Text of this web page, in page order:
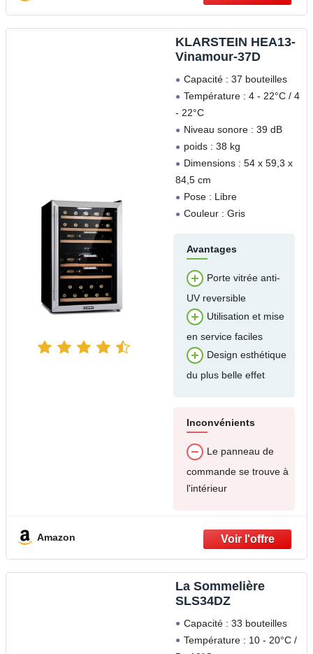
‎KLARSTEIN HEA13-
Vinamour-37D
Capacité : 37 bouteilles
Température : 4 - 22°C / 4
- 22°C
Niveau sonore : 39 dB
poids : 38 kg
Dimensions : 54 x 59,3 x
84,5 cm
Pose : Libre
Couleur : Gris
Avantages
Porte vitrée anti-
UV reversible
Utilisation et mise
en service faciles
Design esthétique
du plus belle effet
Inconvénients
Le panneau de
commande se trouve à
l'intérieur
Amazon
La Sommelière
SLS34DZ
Capacité : 33 bouteilles
Température : 10 - 20°C /